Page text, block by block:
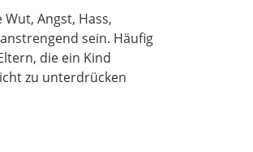
Angst, Hass,
sein. Häufig
die ein Kind
zu unterdrücken